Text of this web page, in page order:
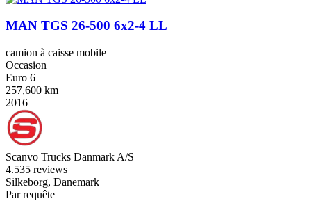
MAN TGS 26-500 6x2-4 LL
camion à caisse mobile
Occasion
Euro 6
257,600 km
2016
Scanvo Trucks Danmark A/S
4.535 reviews
Silkeborg, Danemark
Par requête